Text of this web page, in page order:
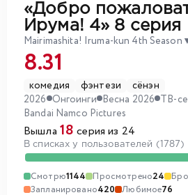
«Добро
Ирума! 4» 8 серия
Mairimashita! Iruma-kun 4th Season
8.31
комедия фэнтези
сёнэн
2026 Онгоинги Весна 2026 ТВ-
Bandai Namco Pictures
Вышла 18 серия из 24
В списках у пользователей (1787)
Смотрю1144 Просмотрено24
Запланировано420 Любимое76